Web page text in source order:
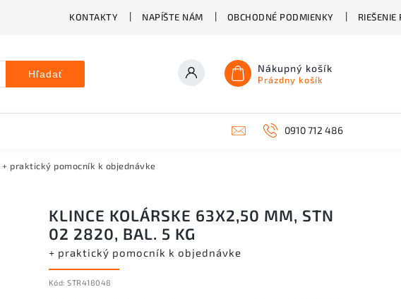
KONTAKTY NAPÍŠTE NÁM OBCHODNÉ PODMIENKY RIEŠENIE
Hľadať Nákupný košík
Prázdny košík
0910 712 486
+ praktický pomocník k objednávke
KLINCE KOLÁRSKE 63X2,50 MM, STN
02 2820, BAL. 5 KG
+ praktický pomocník k objednávke
Kód: STR418048